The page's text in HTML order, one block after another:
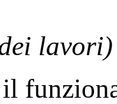
lavori)